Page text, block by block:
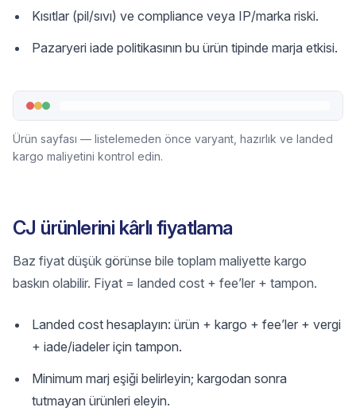
Kısıtlar (pil/sıvı) ve compliance veya IP/marka riski.
Pazaryeri iade politikasının bu ürün tipinde marja etkisi.
Ürün sayfası — listelemeden önce varyant, hazırlık ve landed
kargo maliyetini kontrol edin.
CJ ürünlerini kârlı fiyatlama
Baz fiyat düşük görünse bile toplam maliyette kargo
baskın olabilir. Fiyat = landed cost + fee’ler + tampon.
Landed cost hesaplayın: ürün + kargo + fee’ler + vergi
+ iade/iadeler için tampon.
Minimum marj eşiği belirleyin; kargodan sonra
tutmayan ürünleri eleyin.